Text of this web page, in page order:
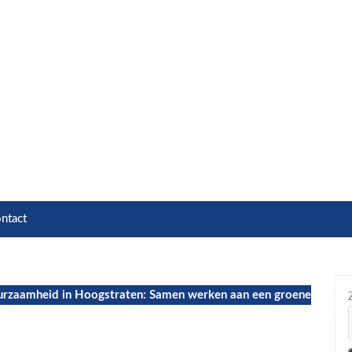
in Hoogstraten: Samen werken aan een groene